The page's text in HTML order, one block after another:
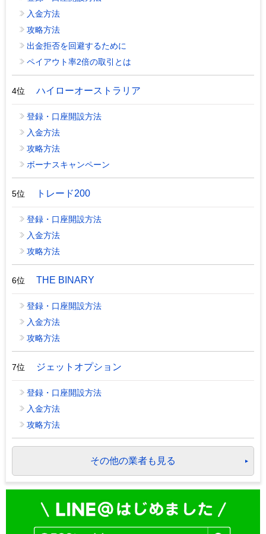
入金方法
攻略方法
出金拒否を回避するために
ペイアウト率2倍の取引とは
4位 ハイローオーストラリア
登録・口座開設方法
入金方法
攻略方法
ボーナスキャンペーン
5位 トレード200
登録・口座開設方法
入金方法
攻略方法
6位 THE BINARY
登録・口座開設方法
入金方法
攻略方法
7位 ジェットオプション
登録・口座開設方法
入金方法
攻略方法
その他の業者も見る